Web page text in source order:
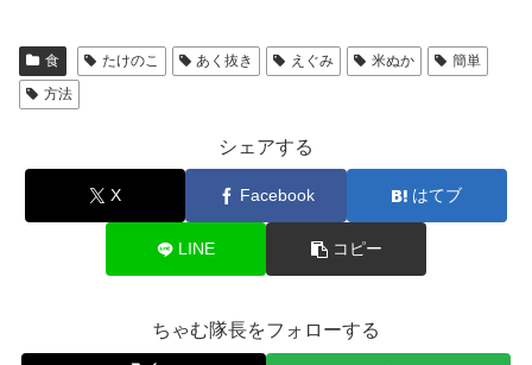
食 たけのこ あく抜き えぐみ 米ぬか
簡単
方法
シェアする
X Facebook はてブ
LINE コピー
ちゃむ隊長をフォローする